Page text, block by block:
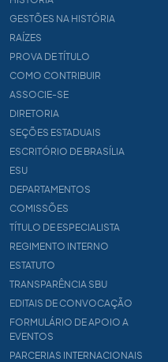
GESTÕES NA HISTÓRIA
RAÍZES
PROVA DE TÍTULO
COMO CONTRIBUIR
ASSOCIE-SE
DIRETORIA
SEÇÕES ESTADUAIS
ESCRITÓRIO DE BRASÍLIA
ESU
DEPARTAMENTOS
COMISSÕES
TÍTULO DE ESPECIALISTA
REGIMENTO INTERNO
ESTATUTO
TRANSPARÊNCIA SBU
EDITAIS DE CONVOCAÇÃO
FORMULÁRIO DE APOIO A
EVENTOS
PARCERIAS INTERNACIONAIS